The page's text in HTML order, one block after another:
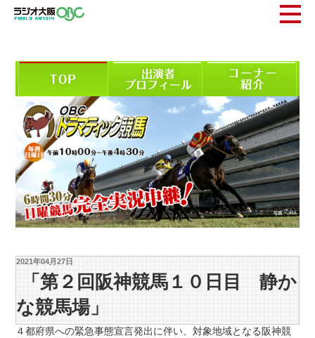
2021年04月27日
「第２回阪神競馬１０日目 静か
な競馬場」
４都府県への緊急事態宣言発出に伴い、対象地域となる阪神競